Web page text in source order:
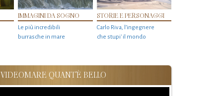
IMMAGINI DA SOGNO
Le più incredibili
burrasche in mare
STORIE E PERSONAGGI
Carlo Riva, l’ingegnere
che stupi' il mondo
VIDEOMARE QUANT'È BELLO